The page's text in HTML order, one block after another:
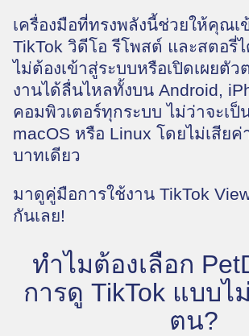
เครื่องมือที่ทรงพลังนี้ช่วยให้คุณเ
TikTok วิดีโอ รีโพสต์ และสตอรี่
ไม่ต้องเข้าสู่ระบบหรือเปิดเผยตั
งานได้ลื่นไหลทั้งบน Android,
คอมพิวเตอร์ทุกระบบ ไม่ว่าจะเป็
macOS หรือ Linux โดยไม่เสีย
บาทเดียว
มาดูคู่มือการใช้งาน TikTok
กันเลย!
ทำไมต้องเลือก
การดู TikTok แบบไ
ตน?